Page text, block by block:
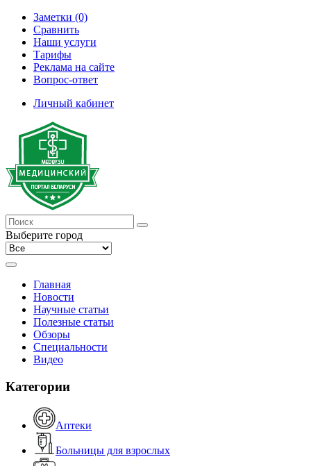
Заметки (0)
Сравнить
Наши услуги
Тарифы
Реклама на сайте
Вопрос-ответ
Личный кабинет
Выберите город
Главная
Новости
Научные статьи
Полезные статьи
Обзоры
Специальности
Видео
Категории
Аптеки
Больницы для взрослых